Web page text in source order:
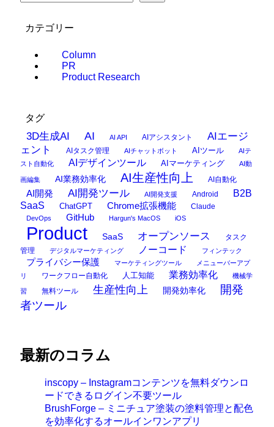
カテゴリー
Column
PR
Product Research
タグ
3D生成AI AI AI API AIアシスタント
AIエージ
ェント
AIタスク管理 AIチャットボット AIツール
AIテ
スト自動化
AIデザインツール AIマーケティング AI動
画編集 AI業務効率化 AI生産性向上 AI自動化
AI開発 AI開発ツール AI開発支援 Android
B2B
SaaS
ChatGPT Chrome拡張機能 Claude
DevOps GitHub Hargun's MacOS iOS
Product SaaS オープンソース
タスク
管理
デジタルマーケティング ノーコード フィンテック
プライバシー保護 マーケティングツール
メニューバーアプ
リ
ワークフロー自動化 人工知能 業務効率化 機械学
習 無料ツール 生産性向上 開発効率化
開発
者ツール
最新のコラム
inscopy – Instagramコンテンツを無料ダウンロ
ードできるログイン不要ツール
BrushForge – ミニチュア塗装の塗料管理と配色
を効率化するオールインワンアプリ